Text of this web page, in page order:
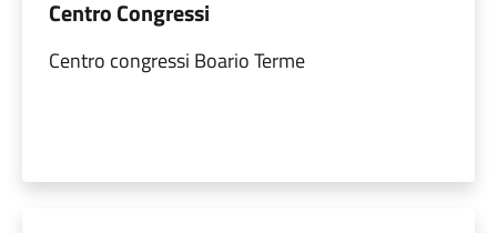
Centro Congressi
Centro congressi Boario Terme